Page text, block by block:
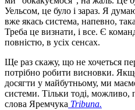
Уельсом, це було і зараз. Я
вже якась система, напевно,
Треба це визнати, і все. Є
повністю, в усіх сенсах.
Ще раз скажу, що не хочеться
потрібно робити висновки.
досягти у майбутньому, ми
системи. Тільки тоді, можливо,
слова Яремчука Tribuna.